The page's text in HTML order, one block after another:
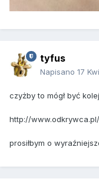
tyfus
Napisano 17
czyżby to mógł być
http://
prosiłbym o